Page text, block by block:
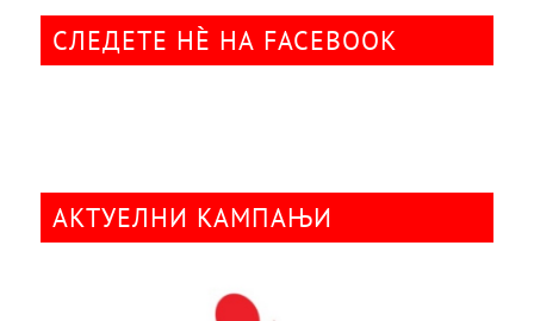
СЛЕДЕТЕ НÈ НА FACEBOOK
АКТУЕЛНИ КАМПАЊИ